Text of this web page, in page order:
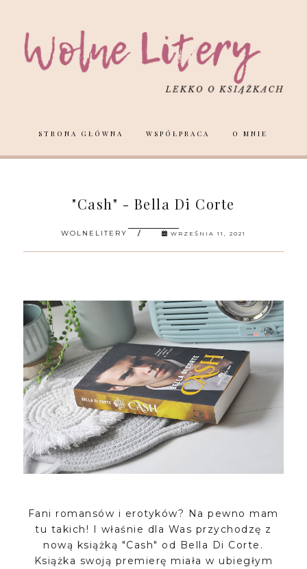
STRONA GŁÓWNA WSPÓŁPRACA O MNIE
"Cash" - Bella Di Corte
WOLNELITERY WRZEŚNIA 11, 2021
Fani romansów i erotyków? Na pewno mam
tu takich! I właśnie dla Was przychodzę z
nową książką "Cash" od Bella Di Corte.
Książka swoją premierę miała w ubiegłym